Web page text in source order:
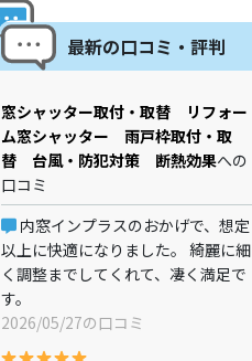
最新の口コミ・評判
窓シャッター取付・取替 リフォー
ム窓シャッター 雨戸枠取付・取
替 台風・防犯対策 断熱効果への
口コミ
内窓インプラスのおかげで、想定
以上に快適になりました。 綺麗に細
く調整までしてくれて、凄く満足で
す。
2026/05/27の口コミ